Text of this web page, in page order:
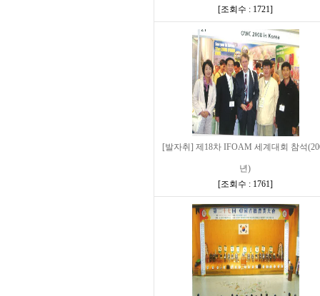
[조회수 : 1721]
[발자취] 제18차 IFOAM 세계대회 참석
년)
[조회수 : 1761]